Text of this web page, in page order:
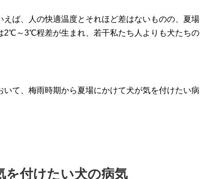
ば、人の快適温度とそれほど差はないものの、夏場
2℃～3℃程差が生まれ、若干私たち人よりも犬たちの
て、梅雨時期から夏場にかけて犬が気を付けたい病
を付けたい犬の病気